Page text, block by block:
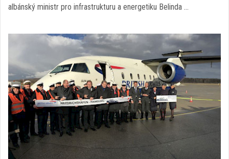
albánský ministr pro infrastrukturu a energetiku Belinda …